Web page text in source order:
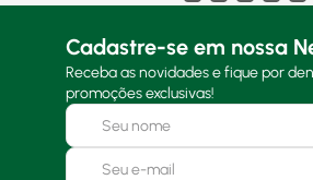
Cadastre-se em nossa
Receba as novidades e fique por
promoções exclusivas!